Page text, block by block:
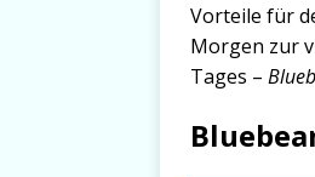
Vorteile für
Morgen zur
Tages –